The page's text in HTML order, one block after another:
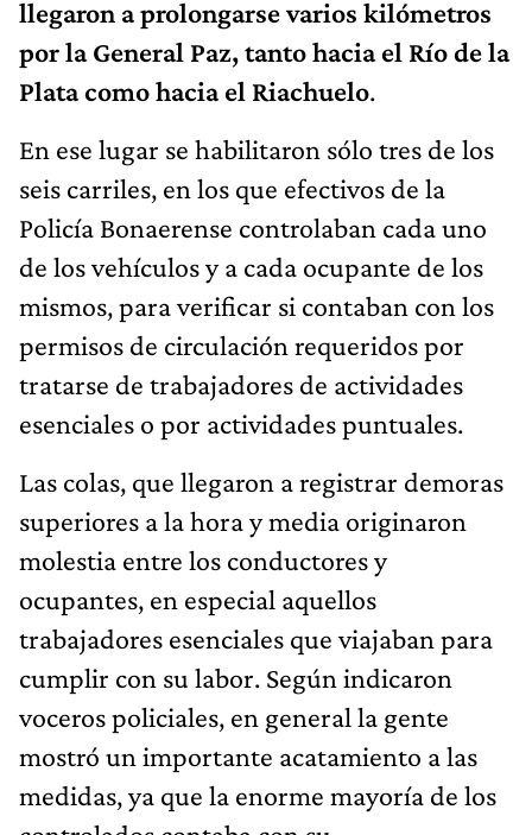
llegaron a prolongarse varios kilómetros
por la General Paz, tanto hacia el Río de la
Plata como hacia el Riachuelo.
En ese lugar se habilitaron sólo tres de los
seis carriles, en los que efectivos de la
Policía Bonaerense controlaban cada uno
de los vehículos y a cada ocupante de los
mismos, para verificar si contaban con los
permisos de circulación requeridos por
tratarse de trabajadores de actividades
esenciales o por actividades puntuales.
Las colas, que llegaron a registrar demoras
superiores a la hora y media originaron
molestia entre los conductores y
ocupantes, en especial aquellos
trabajadores esenciales que viajaban para
cumplir con su labor. Según indicaron
voceros policiales, en general la gente
mostró un importante acatamiento a las
medidas, ya que la enorme mayoría de los